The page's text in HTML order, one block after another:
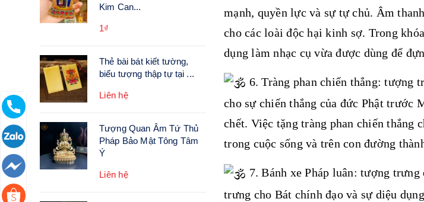
Kim Can...
1₫
Thẻ bài bát kiết tường,
biểu tượng thập tự tại ...
Liên hệ
Tượng Quan Âm Tứ Thủ
Pháp Bảo Mật Tông Tâm
Ý
Liên hệ
mạnh, quyền lực và sự tự chủ. Âm
cho các loài độc hại kinh sợ. Trong
dụng làm nhạc cụ vừa được dùng để
6. Tràng phan chiến thắng: tượng
cho sự chiến thắng của đức Phật trước
chết. Việc tặng tràng phan chiến thắng
trong cuộc sống và trên con đường
7. Bánh xe Pháp luân: tượng trưng
trưng cho Bát chính đạo và sự diệu